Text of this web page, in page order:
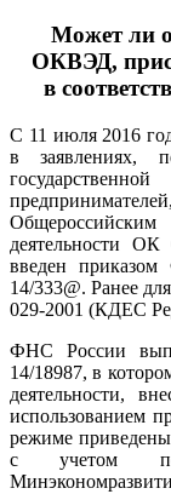
Может ли
ОКВЭД,
в
С 11 июля 2016
в заявлениях,
Общероссийским
деятельности
введен
14/333@. Ранее
029-2001 (КДЕС
ФНС России
14/18987, в
деятельности,
использованием
режиме
с учетом